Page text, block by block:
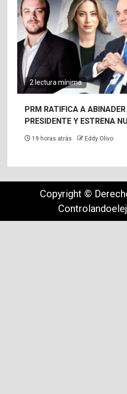
2 lectura mínima
PRM RATIFICA A
PRESIDENTE Y ESTRENA
19 horas atrás Eddy Olivo
Copyright ©